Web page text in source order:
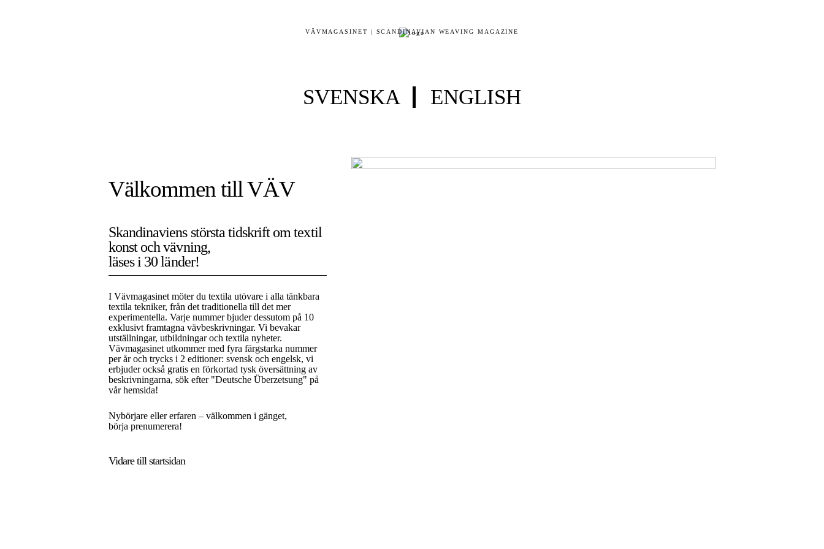
VÄVMAGASINET | SCANDINAVIAN WEAVING MAGAZINE
SVENSKA ENGLISH
Välkommen till VÄV
Skandinaviens största tidskrift om textil
konst och vävning,
läses i 30 länder!
I Vävmagasinet möter du textila utövare i alla tänkbara
textila tekniker, från det traditionella till det mer
experimentella. Varje nummer bjuder dessutom på 10
exklusivt framtagna vävbeskrivningar. Vi bevakar
utställningar, utbildningar och textila nyheter.
Vävmagasinet utkommer med fyra färgstarka nummer
per år och trycks i 2 editioner: svensk och engelsk, vi
erbjuder också gratis en förkortad tysk översättning av
beskrivningarna, sök efter "Deutsche Überzetsung" på
vår hemsida!
Nybörjare eller erfaren – välkommen i gänget,
börja prenumerera!
Vidare till startsidan